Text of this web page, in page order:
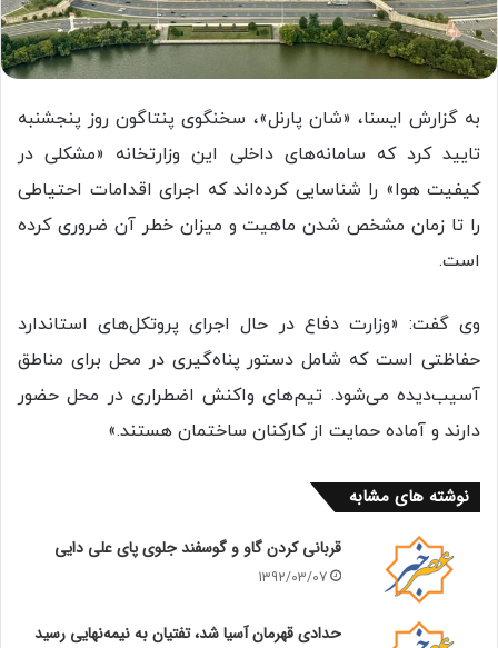
به گزارش ایسنا، «شان پارنل»، سخنگوی پنتاگون روز پنجشنبه
تایید کرد که سامانه‌های داخلی این وزارتخانه «مشکلی در
کیفیت هوا» را شناسایی کرده‌اند که اجرای اقدامات احتیاطی
را تا زمان مشخص شدن ماهیت و میزان خطر آن ضروری کرده
است.
وی گفت: «وزارت دفاع در حال اجرای پروتکل‌های استاندارد
حفاظتی است که شامل دستور پناه‌گیری در محل برای مناطق
آسیب‌دیده می‌شود. تیم‌های واکنش اضطراری در محل حضور
دارند و آماده حمایت از کارکنان ساختمان هستند.»
نوشته های مشابه
قربانی کردن گاو و گوسفند جلوی پای علی دایی
1392/03/07
حدادی قهرمان آسیا شد، تفتیان به نیمه‌نهایی رسید